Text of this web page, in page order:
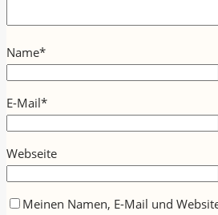
Name*
E-Mail*
Webseite
Meinen Namen, E-Mail und